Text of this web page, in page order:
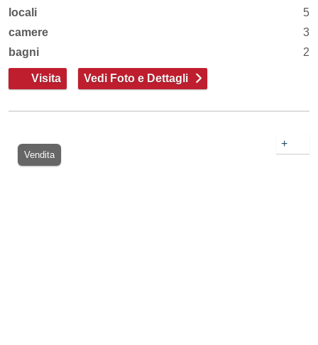
locali
5
camere
3
bagni
2
Visita Vedi Foto e Dettagli
Vendita
+